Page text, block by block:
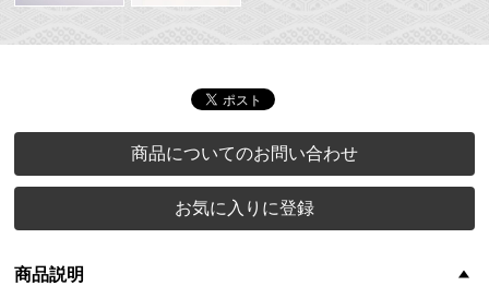
商品についてのお問い合わせ
お気に入りに登録
商品説明